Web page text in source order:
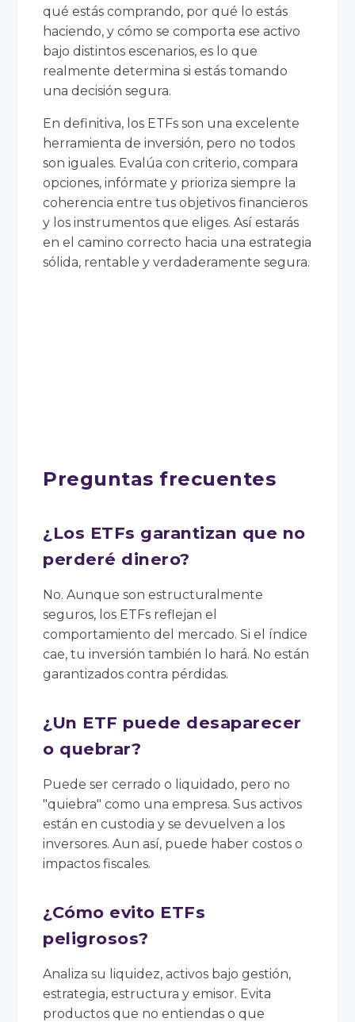
qué estás comprando, por qué lo estás
haciendo, y cómo se comporta ese activo
bajo distintos escenarios, es lo que
realmente determina si estás tomando
una decisión segura.
En definitiva, los ETFs son una excelente
herramienta de inversión, pero no todos
son iguales. Evalúa con criterio, compara
opciones, infórmate y prioriza siempre la
coherencia entre tus objetivos financieros
y los instrumentos que eliges. Así estarás
en el camino correcto hacia una estrategia
sólida, rentable y verdaderamente segura.
Preguntas frecuentes
¿Los ETFs garantizan que no
perderé dinero?
No. Aunque son estructuralmente
seguros, los ETFs reflejan el
comportamiento del mercado. Si el índice
cae, tu inversión también lo hará. No están
garantizados contra pérdidas.
¿Un ETF puede desaparecer
o quebrar?
Puede ser cerrado o liquidado, pero no
"quiebra" como una empresa. Sus activos
están en custodia y se devuelven a los
inversores. Aun así, puede haber costos o
impactos fiscales.
¿Cómo evito ETFs
peligrosos?
Analiza su liquidez, activos bajo gestión,
estrategia, estructura y emisor. Evita
productos que no entiendas o que